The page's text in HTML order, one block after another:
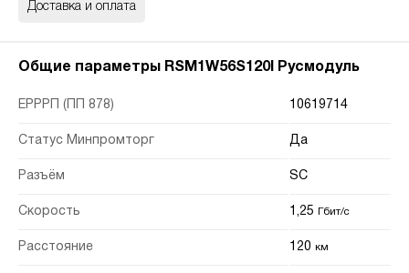
Доставка и оплата
Общие параметры RSM1W56S120I Русмодуль
ЕРРРП (ПП 878) 10619714
Статус Минпромторг Да
Разъём SC
Скорость 1,25 Гбит/с
Расстояние 120 км